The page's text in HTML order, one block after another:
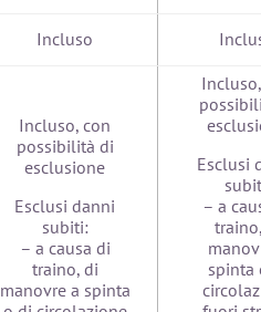
Incluso
Incluso, con
possibilità di
esclusione
Esclusi danni
subiti:
– a causa di
traino, di
manovre a spinta
Esclusi
– a
spinta